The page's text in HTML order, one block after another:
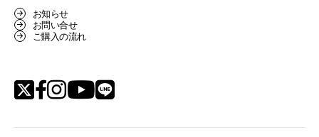
BMWミニ買取査定依頼
ローバーミニ買取査定依頼
Part's Report
ローバーミニナレッジ
スタッフ紹介
リクルート
お知らせ
お問い合せ
ご購入の流れ